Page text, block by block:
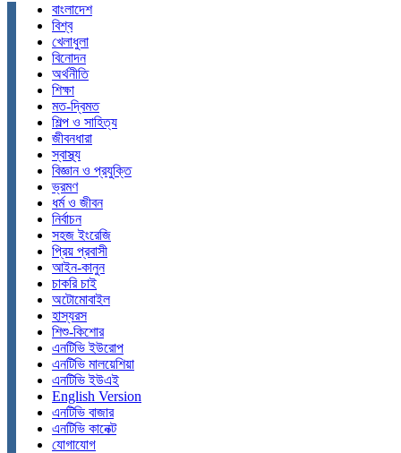
বাংলাদেশ
বিশ্ব
খেলাধুলা
বিনোদন
অর্থনীতি
শিক্ষা
মত-দ্বিমত
শিল্প ও সাহিত্য
জীবনধারা
স্বাস্থ্য
বিজ্ঞান ও প্রযুক্তি
ভ্রমণ
ধর্ম ও জীবন
নির্বাচন
সহজ ইংরেজি
প্রিয় প্রবাসী
আইন-কানুন
চাকরি চাই
অটোমোবাইল
হাস্যরস
শিশু-কিশোর
এনটিভি ইউরোপ
এনটিভি মালয়েশিয়া
এনটিভি ইউএই
English Version
এনটিভি বাজার
এনটিভি কানেক্ট
যোগাযোগ